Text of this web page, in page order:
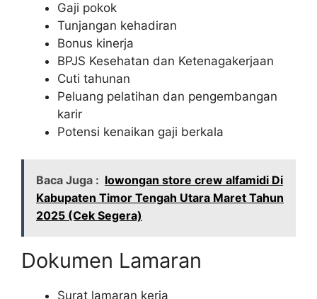
Gaji pokok
Tunjangan kehadiran
Bonus kinerja
BPJS Kesehatan dan Ketenagakerjaan
Cuti tahunan
Peluang pelatihan dan pengembangan
karir
Potensi kenaikan gaji berkala
Baca Juga : lowongan store crew alfamidi Di
Kabupaten Timor Tengah Utara Maret Tahun
2025 (Cek Segera)
Dokumen Lamaran
Surat lamaran kerja